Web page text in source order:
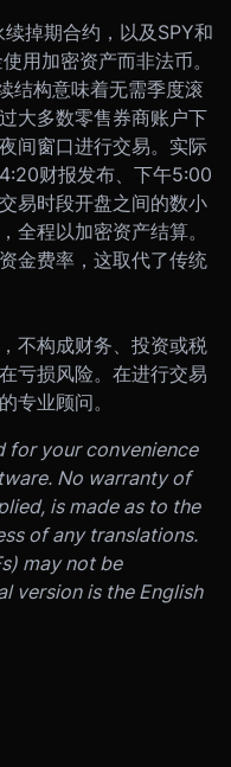
掉期合约，以及SPY和
用加密资产而非法币。
结构意味着无需季度滚
大多数零售券商账户下
间窗口进行交易。实际
财报发布、下午5:00
易时段开盘之间的数小
全程以加密资产结算。
金费率，这取代了传统
不构成财务、投资或税
亏损风险。在进行交易
专业顾问。
for your convenience
No warranty of
is made as to the
of any translations.
may not be
version is the English